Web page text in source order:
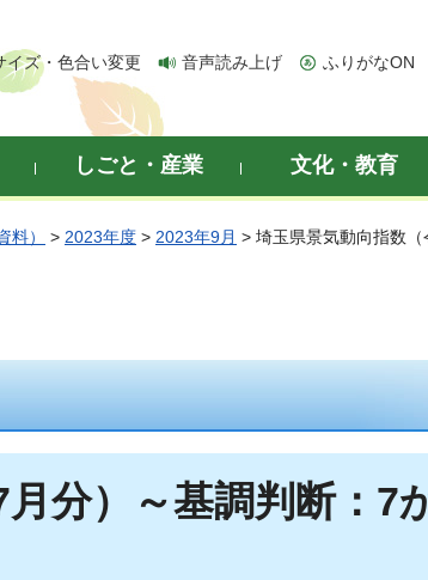
イズ・色合い変更 音声読み上げ ふりがなON
しごと・産業 文化・教育
料） > 2023年度 > 2023年9月 > 埼玉県景気動向指数（
分）～基調判断：7